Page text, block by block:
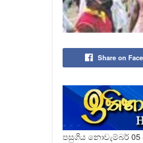
Share on
පසුගිය නොවැම්බර්